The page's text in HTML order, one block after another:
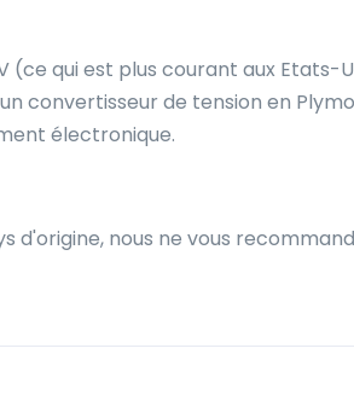
(ce qui est plus courant aux Etats-
convertisseur de tension en
électronique.
nous ne vous